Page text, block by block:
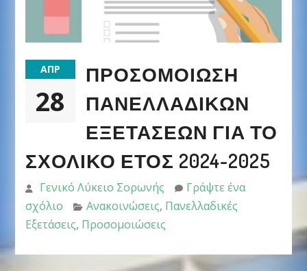
ΑΠΡ
28
ΠΡΟΣΟΜΟΊΩΣΗ
ΠΑΝΕΛΛΑΔΙΚΏΝ
ΕΞΕΤΆΣΕΩΝ ΓΙΑ ΤΟ
ΣΧΟΛΙΚΌ ΈΤΟΣ 2024-2025
Γενικό Λύκειο Σορωνής
Γράψτε ένα
σχόλιο
Ανακοινώσεις, Πανελλαδικές
Εξετάσεις, Προσομοιώσεις